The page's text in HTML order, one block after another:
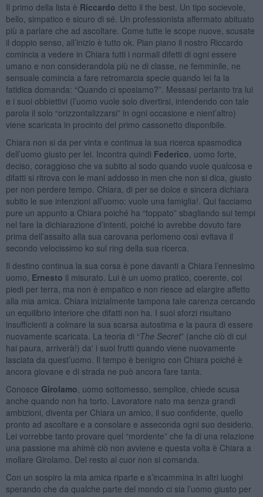
Il primo della lista è Riccardo detto il the best. Un tipo socievole,
bello, simpatico e sicuro di sé. Un professionista affermato abituato
più a parlare che ad ascoltare. Come tutte le scope nuove, scusate
il doppio senso, all’inizio è tutto ok. Pian piano il nostro Riccardo
comincia a vedere in Chiara tutti i normali difetti di ogni essere
umano e non considerandola più ne di classe, ne femminile, ne
sensuale comincia a fare retromarcia specie quando lei fa la
fatidica domanda: “Quando ci sposiamo?”. Messasi pertanto tra lui
e i suoi obbiettivi (l’uomo vuole solo divertirsi, intendendo con tale
parola il solo “orizzontalizzarsi” in ogni occasione e nient’altro)
viene scaricata in procinto del primo cassonetto disponibile.
Chiara non si da per vinta e continua la sua ricerca spasmodica
dell’uomo giusto per lei. Incontra quindi Federico , uomo forte,
deciso, coraggioso che va subito al sodo quando vuole qualcosa e
difatti si ritrova con le mani addosso in men che non si dica, giusto
per non perdere tempo. Chiara, di per se dolce e sincera dichiara
subito le sue intenzioni all’uomo: vuole una famiglia!. Qui facciamo
pure un appunto a Chiara poiché ha “toppato” sbagliando sui tempi
nel fare la dichiarazione d’intenti, poiché lo avrebbe dovuto fare
prima dell’assalto alla sua carovana perlomeno così evitava il
secondo velocissimo ko sul ring della sua ricerca.
Il destino continua la sua corsa è pone davanti a Chiara l’ennesimo
uomo, Ernesto il misurato. Lui è un uomo pratico, coerente, coi
piedi per terra, ma non è empatico e non riesce ad elargire affetto
alla mia amica. Chiara inizialmente tampona tale carenza cercando
un equilibrio interiore che difatti non ha. I suoi sforzi risultano
insufficienti a colmare la sua scarsa autostima e la paura di essere
nuovamente scaricata. La teoria di “The Secret” (anche ciò di cui
hai paura, arriverà!) da' i suoi frutti quando viene nuovamente
lasciata da quest’uomo. Il tempo è benigno con Chiara poiché è
ancora giovane e di strada ne può ancora fare tanta.
Conosce Girolamo , uomo sottomesso, semplice, chiede scusa
anche quando non ha torto. Lavoratore nato ma senza grandi
ambizioni, diventa per Chiara un amico, il suo confidente, quello
pronto ad ascoltare e a consolare e asseconda ogni suo desiderio.
Lei vorrebbe tanto provare quel “mordente” che fa di una relazione
una passione ma ahimè ciò non avviene e questa volta è Chiara a
mollare Girolamo. Del resto al cuor non si comanda.
Con un sospiro la mia amica riparte e s’incammina in altri luoghi
sperando che da qualche parte del mondo ci sia l’uomo giusto per